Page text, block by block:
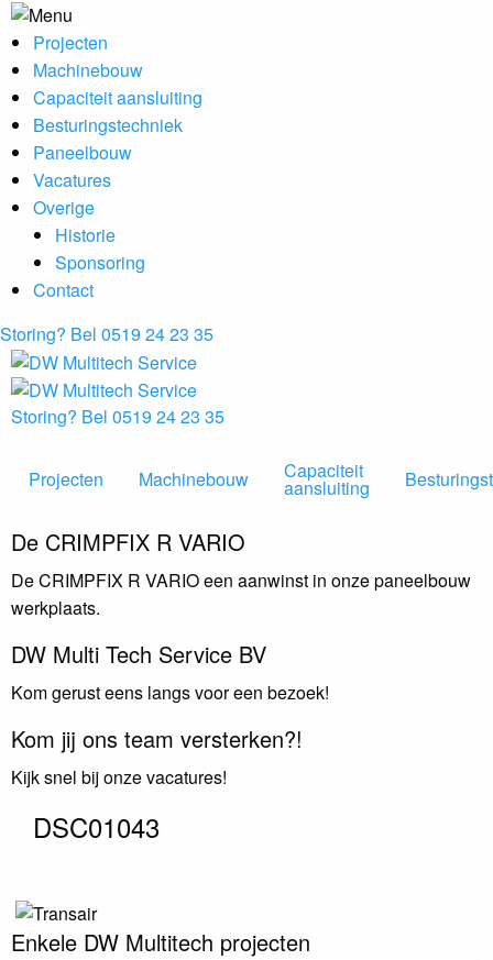
Projecten
Machinebouw
Capaciteit aansluiting
Besturingstechniek
Paneelbouw
Vacatures
Overige
Historie
Sponsoring
Contact
Storing? Bel 0519 24 23 35
Storing? Bel 0519 24 23 35
Projecten Machinebouw Capaciteit
aansluiting
De CRIMPFIX R VARIO
De CRIMPFIX R VARIO een aanwinst in onze paneelbouw
werkplaats.
DW Multi Tech Service BV
Kom gerust eens langs voor een bezoek!
Kom jij ons team versterken?!
Kijk snel bij onze vacatures!
DSC01043
Enkele DW Multitech projecten